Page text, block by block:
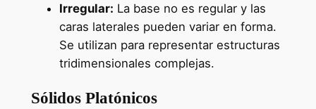
Irregular: La base no es regular y las
caras laterales pueden variar en forma.
Se utilizan para representar estructuras
tridimensionales complejas.
Sólidos Platónicos